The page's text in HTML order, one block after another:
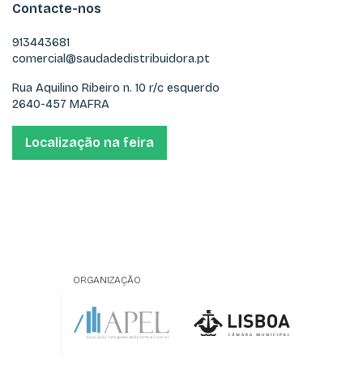
Contacte-nos
913443681
comercial@saudadedistribuidora.pt
Rua Aquilino Ribeiro n. 10 r/c esquerdo
2640-457 MAFRA
Localização na feira
ORGANIZAÇÃO